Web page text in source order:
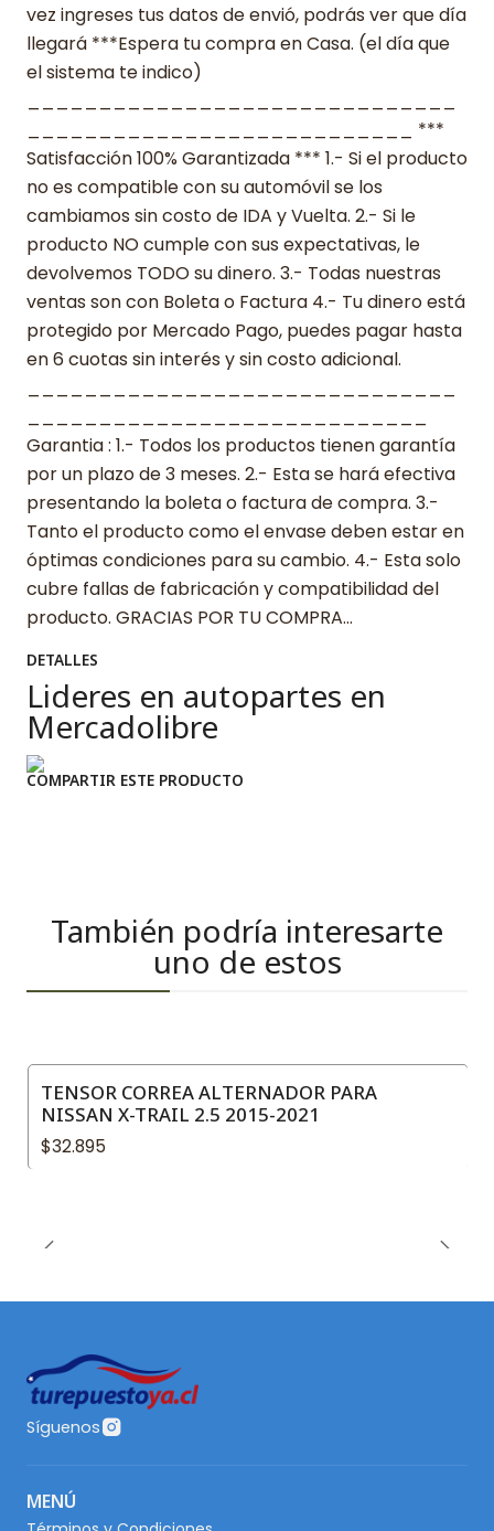
vez ingreses tus datos de envió, podrás ver que día
llegará ***Espera tu compra en Casa. (el día que
el sistema te indico)
___________________________ ***
Satisfacción 100% Garantizada *** 1.- Si el producto
no es compatible con su automóvil se los
cambiamos sin costo de IDA y Vuelta. 2.- Si le
producto NO cumple con sus expectativas, le
devolvemos TODO su dinero. 3.- Todas nuestras
ventas son con Boleta o Factura 4.- Tu dinero está
protegido por Mercado Pago, puedes pagar hasta
en 6 cuotas sin interés y sin costo adicional.
Garantia : 1.- Todos los productos tienen garantía
por un plazo de 3 meses. 2.- Esta se hará efectiva
presentando la boleta o factura de compra. 3.-
Tanto el producto como el envase deben estar en
óptimas condiciones para su cambio. 4.- Esta solo
cubre fallas de fabricación y compatibilidad del
producto. GRACIAS POR TU COMPRA…
DETALLES
Lideres en autopartes en
Mercadolibre
COMPARTIR ESTE PRODUCTO
También podría interesarte
uno de estos
TENSOR CORREA ALTERNADOR PARA
NISSAN X-TRAIL 2.5 2015-2021
$32.895
Síguenos
MENÚ